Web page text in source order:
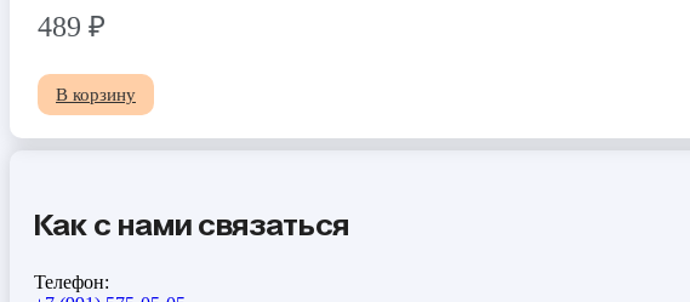
489 ₽
В корзину
Как с нами связаться
Телефон: